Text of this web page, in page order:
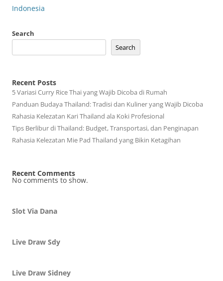
Indonesia
Search
Search
Recent Posts
5 Variasi Curry Rice Thai yang Wajib Dicoba di Rumah
Panduan Budaya Thailand: Tradisi dan Kuliner yang Wajib Dicoba
Rahasia Kelezatan Kari Thailand ala Koki Profesional
Tips Berlibur di Thailand: Budget, Transportasi, dan Penginapan
Rahasia Kelezatan Mie Pad Thailand yang Bikin Ketagihan
Recent Comments
No comments to show.
Slot Via Dana
Live Draw Sdy
Live Draw Sidney